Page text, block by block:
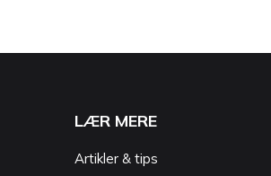
LÆR MERE
Artikler & tips